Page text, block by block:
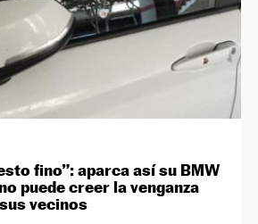
fino”: aparca así su BMW
puede creer la venganza
vecinos